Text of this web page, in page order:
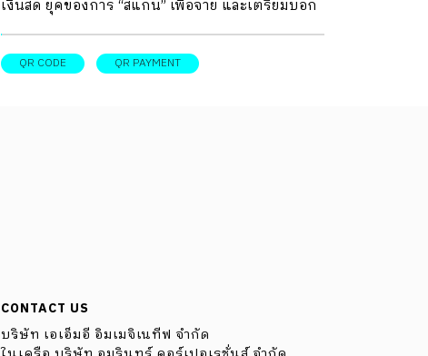
เงินสด ยุคของการ “สแกน” เพื่อจ่าย และเตรียมบอก
ลาการพกกระเป๋าเงิน หยิบเงินสดหรือบัตรมาจ่าย
แล้วQR CODE QR PAYMENT
CONTACT US
บริษัท เอเอ็มอี อิมเมจิเนทีฟ จำกัด